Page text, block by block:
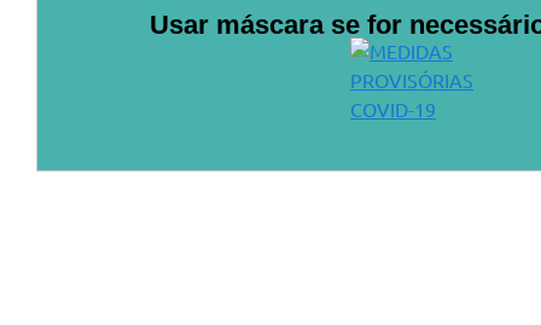
Usar máscara se for